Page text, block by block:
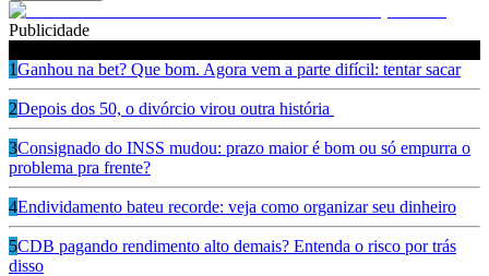
Publicidade
1Ganhou na bet? Que bom. Agora vem a parte difícil: tentar sacar
2Depois dos 50, o divórcio virou outra história
3Consignado do INSS mudou: prazo maior é bom ou só empurra o
problema pra frente?
4Endividamento bateu recorde: veja como organizar seu dinheiro
5CDB pagando rendimento alto demais? Entenda o risco por trás
disso